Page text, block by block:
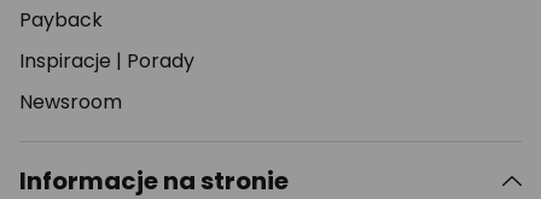
Payback
Inspiracje | Porady
Newsroom
Informacje na stronie